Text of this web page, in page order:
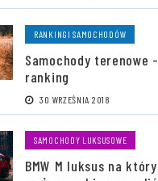
RANKINGI SAMOCHODÓW
Samochody terenowe -
ranking
30 WRZEŚNIA 2018
SAMOCHODY LUKSUSOWE
BMW M luksus na który